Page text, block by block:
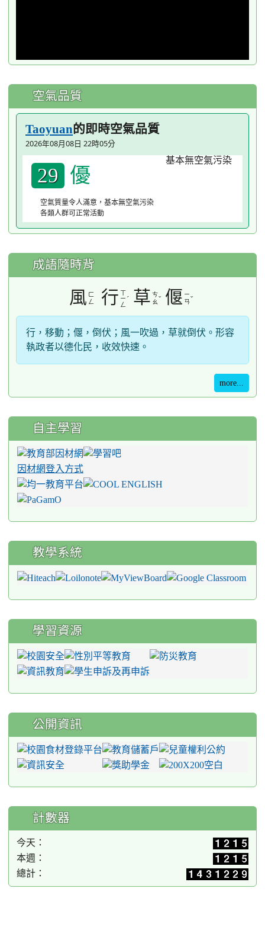
空氣品質
Taoyuan的即時空氣品質
2026年08月08日 22時05分
29 優
空氣質量令人滿意，基本無空氣污染
各類人群可正常活動
成語隨時背
風 ㄈ
ㄥ
行 ㄒ
ㄧ
ㄥ
ˊ 草 ㄘ
ㄠˇ 偃 ㄧ
ㄢˇ
行，移動；偃，倒伏；風一吹過，草就倒伏。形容
執政者以德化民，收效快速。
more...
自主學習
因材網登入方式
教學系統
學習資源
公開資訊
計數器
今天：
本週：
總計：